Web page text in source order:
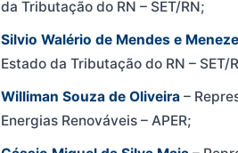
da Tributação do RN – SET/RN;
Silvio Walério de Mendes e
Estado da Tributação do RN – SET/
Williman Souza de Oliveira –
Energias Renováveis – APER;